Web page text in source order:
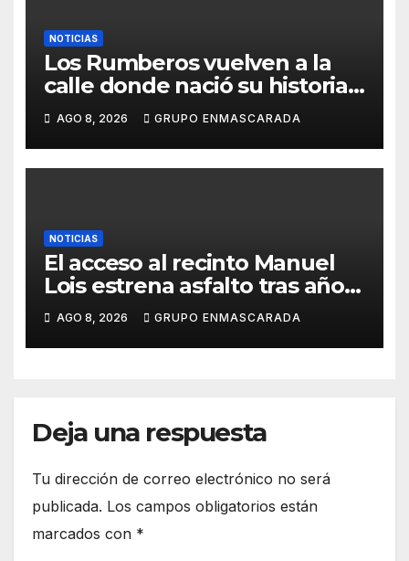
NOTICIAS
Los Rumberos vuelven a la
calle donde nació su historia:
51 años después, el mismo
barrio, el mismo orgullo
AGO 8, 2026 GRUPO ENMASCARADA
NOTICIAS
El acceso al recinto Manuel
Lois estrena asfalto tras años
de espera
AGO 8, 2026 GRUPO ENMASCARADA
Deja una respuesta
Tu dirección de correo electrónico no será
publicada. Los campos obligatorios están
marcados con *